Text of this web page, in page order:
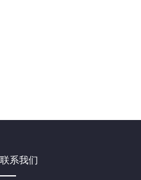
联系我们